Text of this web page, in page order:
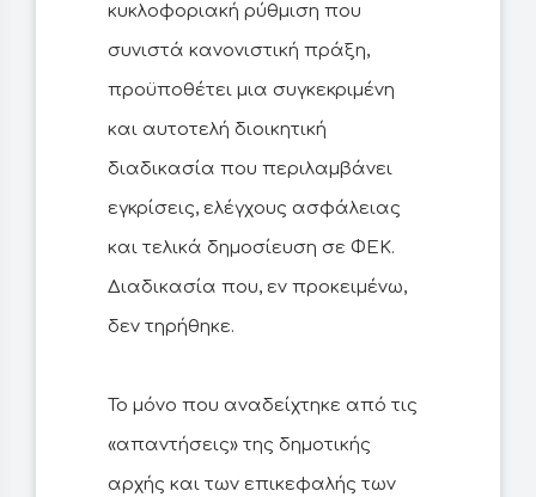
κυκλοφοριακή ρύθμιση που
συνιστά κανονιστική πράξη,
προϋποθέτει μια συγκεκριμένη
και αυτοτελή διοικητική
διαδικασία που περιλαμβάνει
εγκρίσεις, ελέγχους ασφάλειας
και τελικά δημοσίευση σε ΦΕΚ.
Διαδικασία που, εν προκειμένω,
δεν τηρήθηκε.
Το μόνο που αναδείχτηκε από τις
«απαντήσεις» της δημοτικής
αρχής και των επικεφαλής των